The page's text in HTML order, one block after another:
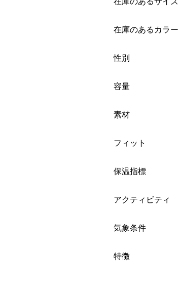
絞り込み
在庫のあるカラー
絞り込み
性別
絞り込み
容量
絞り込み
素材
絞り込み
フィット
絞り込み
保温指標
絞り込み
アクティビティ
絞り込み
気象条件
絞り込み
特徴